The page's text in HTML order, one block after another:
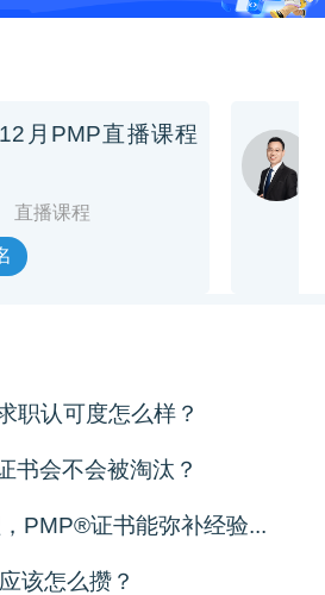
月PMP直播课程
直播课程
职认可度怎么样？
书会不会被淘汰？
PMP®证书能弥补经验...
该怎么攒？